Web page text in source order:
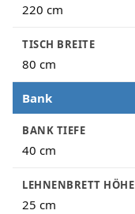
220 cm
TISCH BREITE
80 cm
Bank
BANK TIEFE
40 cm
LEHNENBRETT HÖHE
25 cm